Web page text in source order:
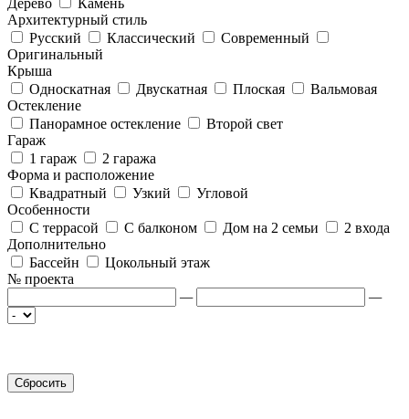
Дерево
Камень
Архитектурный стиль
Русский
Классический
Современный
Оригинальный
Крыша
Односкатная
Двускатная Плоская
Вальмовая
Остекление
Панорамное остекление
Второй свет
Гараж
1 гараж
2 гаража
Форма и расположение
Квадратный
Узкий
Угловой
Особенности
С террасой
С балконом Дом на 2 семьи
2 входа
Дополнительно
Бассейн
Цокольный этаж
№ проекта
—
—